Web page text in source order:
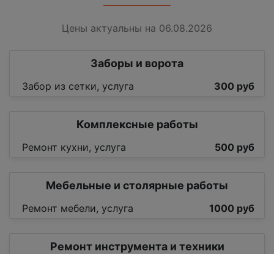
Цены актуальны на 06.08.2026
Заборы и ворота
Забор из сетки, услуга 300 руб
Комплексные работы
Ремонт кухни, услуга 500 руб
Мебельные и столярные работы
Ремонт мебели, услуга 1000 руб
Ремонт инструмента и техники